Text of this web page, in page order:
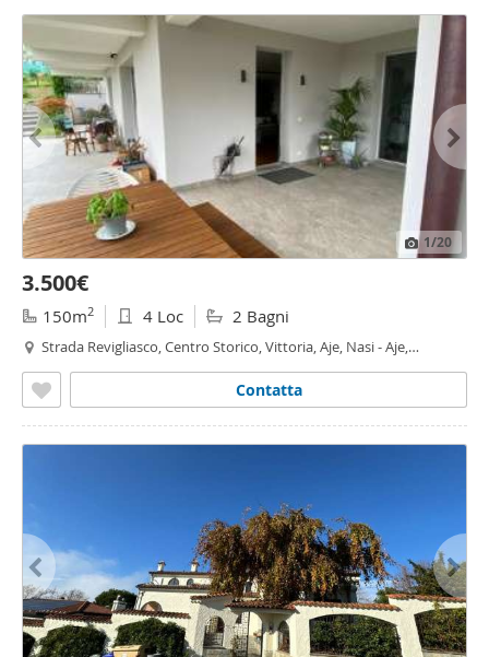
1/20
3.500€
150m2 4 Loc 2 Bagni
Strada Revigliasco, Centro Storico, Vittoria, Aje, Nasi - Aje,
Contatta